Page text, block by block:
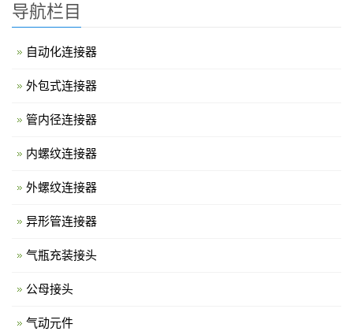
导航栏目
自动化连接器
外包式连接器
管内径连接器
内螺纹连接器
外螺纹连接器
异形管连接器
气瓶充装接头
公母接头
气动元件